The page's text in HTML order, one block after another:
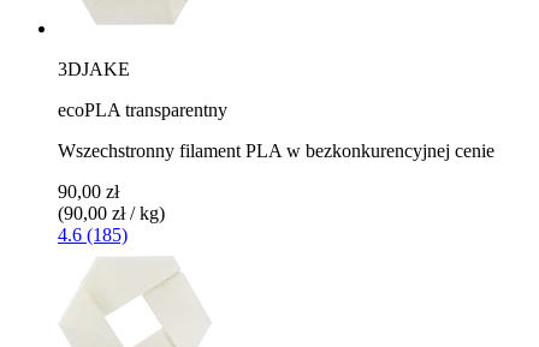
3DJAKE
ecoPLA transparentny
Wszechstronny filament PLA w bezkonkurencyjnej cenie
90,00 zł
(90,00 zł / kg)
4.6 (185)